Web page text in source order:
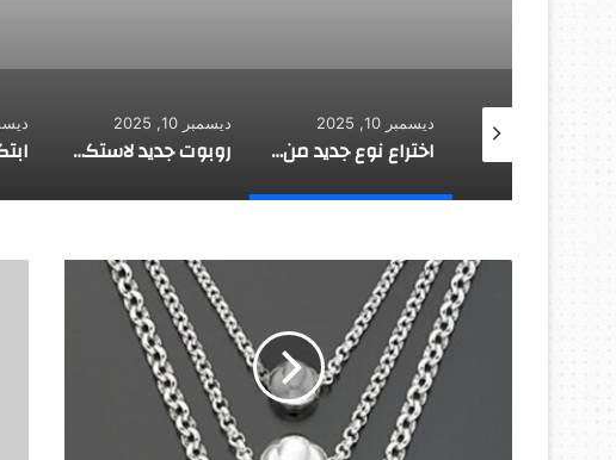
ديسمبر 10, 2025 ديسمبر 10, 2025
ابتكار أزياء مقاومة للرصاص